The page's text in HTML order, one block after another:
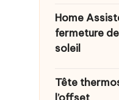
Home
fermeture
soleil
Tête